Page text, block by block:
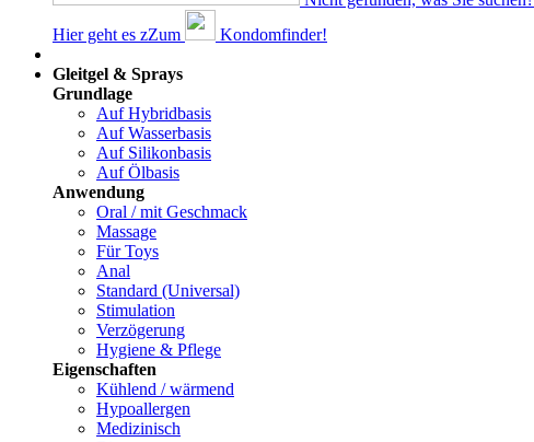
Hier geht es zZum
Kondomfinder!
Gleitgel & Sprays
Grundlage
Auf Hybridbasis
Auf Wasserbasis
Auf Silikonbasis
Auf Ölbasis
Anwendung
Oral / mit Geschmack
Massage
Für Toys
Anal
Standard (Universal)
Stimulation
Verzögerung
Hygiene & Pflege
Eigenschaften
Kühlend / wärmend
Hypoallergen
Medizinisch